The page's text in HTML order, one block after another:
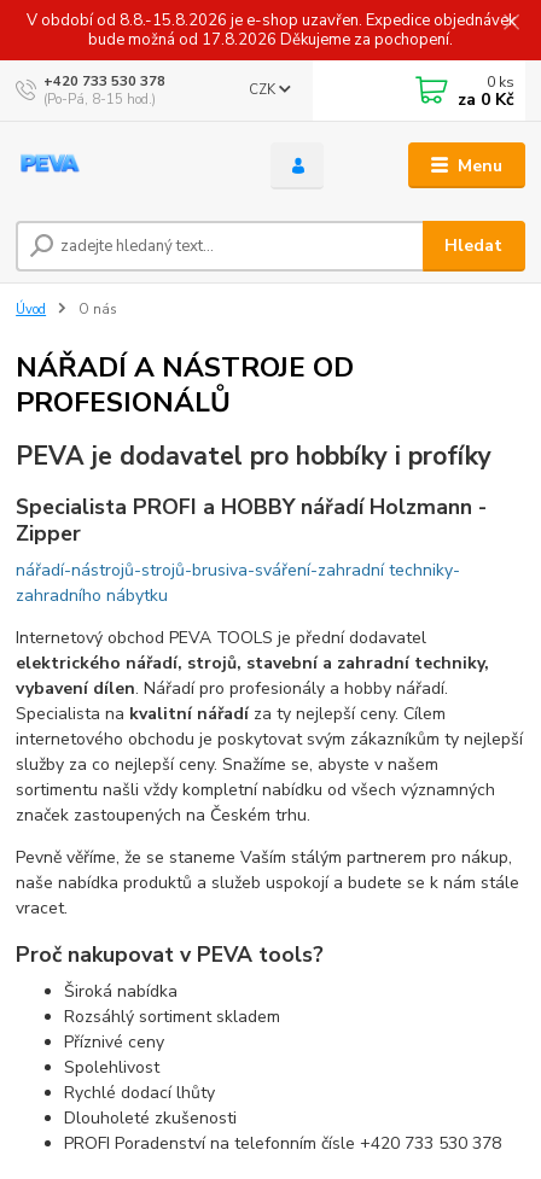
V období od 8.8.-15.8.2026 je e-shop uzavřen. Expedice objednávek
bude možná od 17.8.2026 Děkujeme za pochopení.
Menu
CZK
Hledat
+420 733 530 378
(Po-Pá, 8-15 hod.)
0 ks
za 0 Kč
Úvod O nás
NÁŘADÍ A NÁSTROJE OD
PROFESIONÁLŮ
PEVA je dodavatel pro hobbíky i profíky
Specialista PROFI a HOBBY nářadí Holzmann -
Zipper
nářadí-nástrojů-strojů-brusiva-sváření-zahradní techniky-
zahradního nábytku
Internetový obchod PEVA TOOLS je přední dodavatel
elektrického nářadí, strojů, stavební a zahradní techniky,
vybavení dílen. Nářadí pro profesionály a hobby nářadí.
Specialista na kvalitní nářadíza ty nejlepší ceny. Cílem
internetového obchodu je poskytovat svým zákazníkům ty nejlepší
služby za co nejlepší ceny. Snažíme se, abyste v našem
sortimentu našli vždy kompletní nabídku od všech významných
značek zastoupených na Českém trhu.
Pevně ​​věříme, že se staneme Vaším stálým partnerem pro nákup,
naše nabídka produktů a služeb uspokojí a budete se k nám stále
vracet.
Proč nakupovat v PEVA tools?
Široká nabídka
Rozsáhlý sortiment skladem
Příznivé ceny
Spolehlivost
Rychlé dodací lhůty
Dlouholeté zkušenosti
PROFI Poradenství na telefonním čísle +420 733 530 378